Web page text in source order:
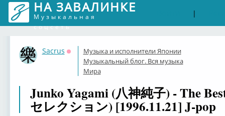
НА ЗАВАЛИНКЕ
Музыкальная
соцсеть
|
Sacrus
Оффлайн
Музыка и исполнители Японии
Музыкальный блог. Вся музыка
Мира
Junko Yagami (八神純子) - The
セレクション) [1996.11.21] J-pop